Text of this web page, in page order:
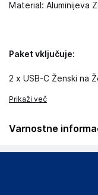
Material: Aluminijeva
Paket vključuje:
2 x USB-C Ženski na
Prikaži več
Varnostne
Da bi se izognili